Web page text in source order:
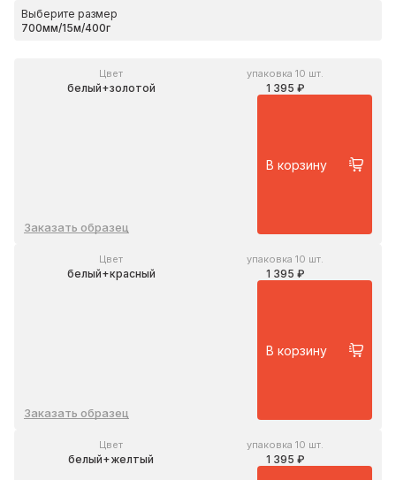
Выберите размер
Цвет
белый+золотой
упаковка 10 шт.
1 395 ₽
Заказать образец
В корзину
Цвет
белый+красный
упаковка 10 шт.
1 395 ₽
Заказать образец
В корзину
Цвет
белый+желтый
упаковка 10 шт.
1 395 ₽